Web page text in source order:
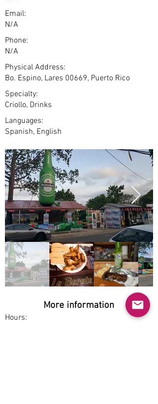
Email:
N/A
Phone:
N/A
Physical Address:
Bo. Espino, Lares 00669, Puerto Rico
Specialty:
Criollo, Drinks
Languages:
Spanish, English
More information
Hours: